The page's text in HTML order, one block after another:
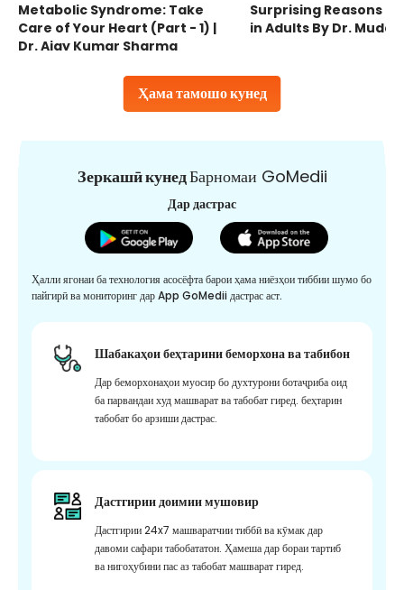
Ҳама тамошо кунед
Metabolic Syndrome: Take
Care of Your Heart (Part - 1) |
Dr. Ajay Kumar Sharma
Surprising Reasons
in Adults By Dr.
Зеркашӣ кунедБарномаи GoMedii
Дар дастрас
Ҳалли ягонаи ба технология асосёфта барои ҳама ниёзҳои тиббии шумо бо
пайгирӣ ва мониторинг дар App GoMedii дастрас аст.
Шабакаҳои беҳтарини беморхона ва табибон
Дар беморхонаҳои муосир бо духтурони ботаҷриба оид
ба парвандаи худ машварат ва табобат гиред. беҳтарин
табобат бо арзиши дастрас.
Дастгирии доимии мушовир
Дастгирии 24x7 машваратчии тиббӣ ва кӯмак дар
давоми сафари табобататон. Ҳамеша дар бораи тартиб
ва нигоҳубини пас аз табобат машварат гиред.